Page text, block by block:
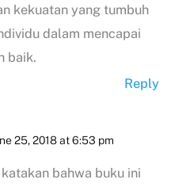
kekuatan yang tumbuh
dalam mencapai
baik.
Reply
25, 2018 at 6:53 pm
bahwa buku ini